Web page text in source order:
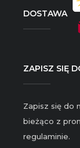
DOSTAWA
ZAPISZ SIĘ
Zapisz się do
bieżąco z
regulaminie.